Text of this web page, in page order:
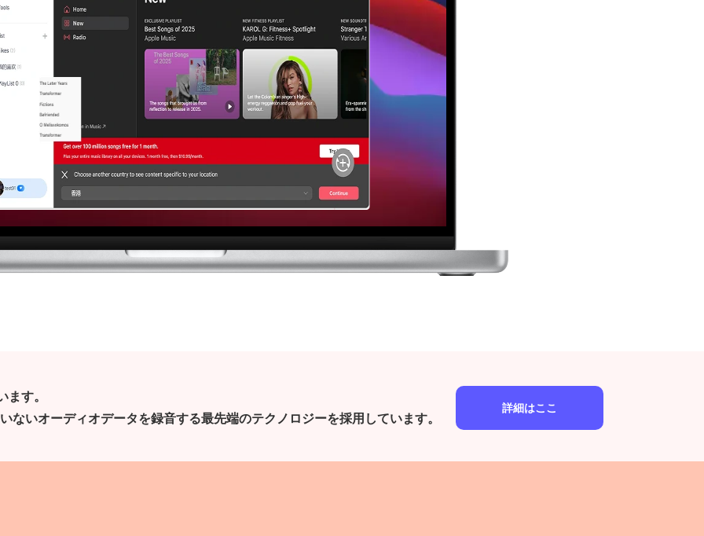
す。
ないオーディオデータを録音する最先端のテクノロジーを採用しています。
詳細はここ